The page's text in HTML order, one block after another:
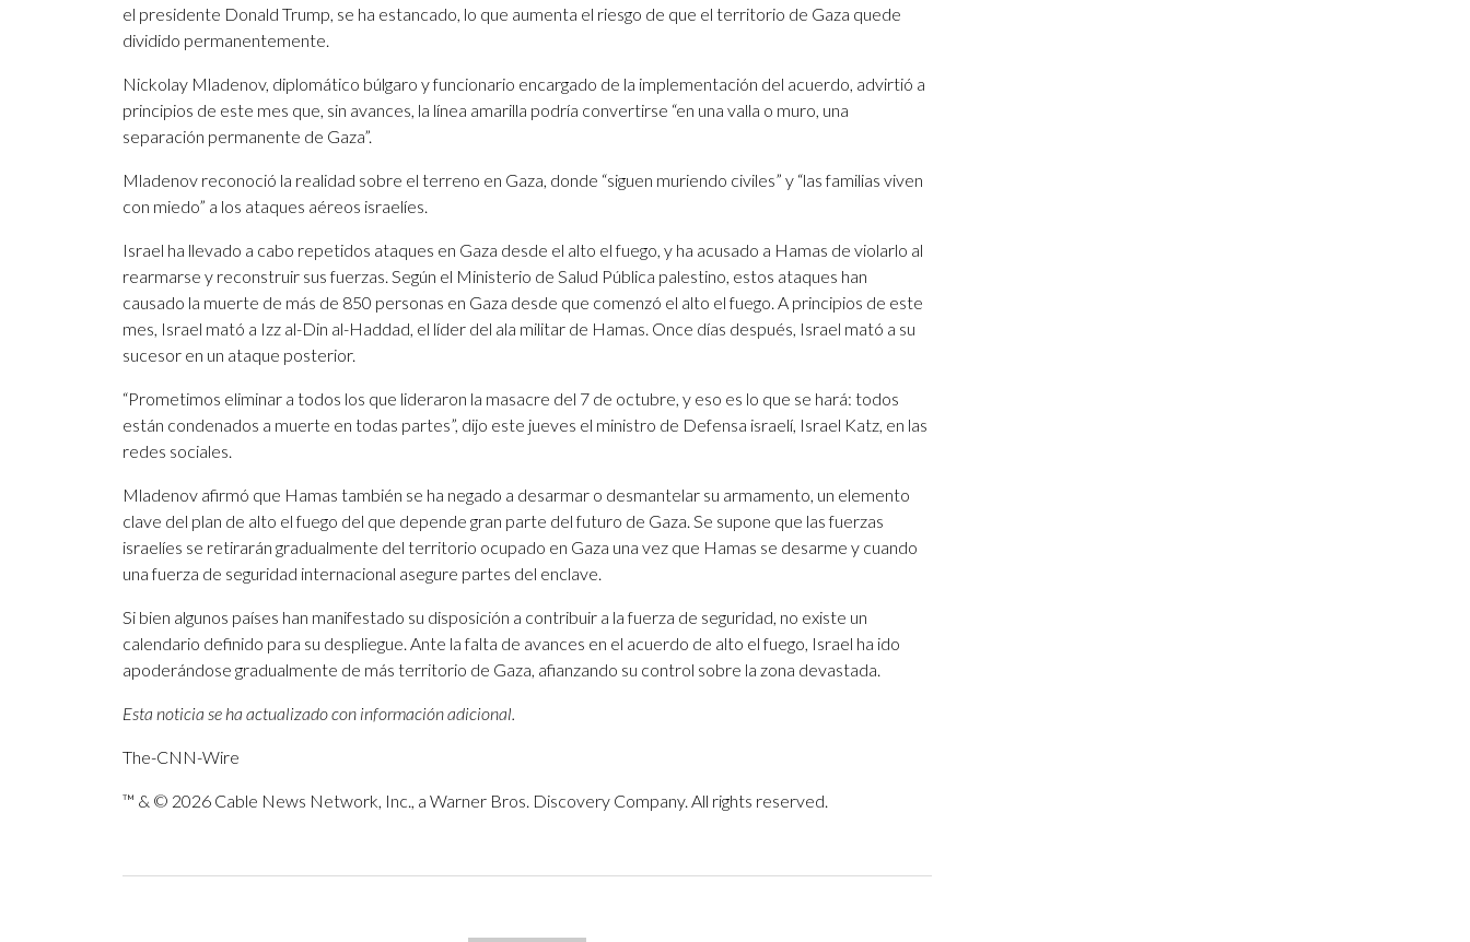
el presidente Donald Trump, se ha estancado, lo que aumenta el riesgo de que el territorio de Gaza quede
dividido permanentemente.
Nickolay Mladenov, diplomático búlgaro y funcionario encargado de la implementación del acuerdo, advirtió a
principios de este mes que, sin avances, la línea amarilla podría convertirse “en una valla o muro, una
separación permanente de Gaza”.
Mladenov reconoció la realidad sobre el terreno en Gaza, donde “siguen muriendo civiles” y “las familias viven
con miedo” a los ataques aéreos israelíes.
Israel ha llevado a cabo repetidos ataques en Gaza desde el alto el fuego, y ha acusado a Hamas de violarlo al
rearmarse y reconstruir sus fuerzas. Según el Ministerio de Salud Pública palestino, estos ataques han
causado la muerte de más de 850 personas en Gaza desde que comenzó el alto el fuego. A principios de este
mes, Israel mató a Izz al-Din al-Haddad, el líder del ala militar de Hamas. Once días después, Israel mató a su
sucesor en un ataque posterior.
“Prometimos eliminar a todos los que lideraron la masacre del 7 de octubre, y eso es lo que se hará: todos
están condenados a muerte en todas partes”, dijo este jueves el ministro de Defensa israelí, Israel Katz, en las
redes sociales.
Mladenov afirmó que Hamas también se ha negado a desarmar o desmantelar su armamento, un elemento
clave del plan de alto el fuego del que depende gran parte del futuro de Gaza. Se supone que las fuerzas
israelíes se retirarán gradualmente del territorio ocupado en Gaza una vez que Hamas se desarme y cuando
una fuerza de seguridad internacional asegure partes del enclave.
Si bien algunos países han manifestado su disposición a contribuir a la fuerza de seguridad, no existe un
calendario definido para su despliegue. Ante la falta de avances en el acuerdo de alto el fuego, Israel ha ido
apoderándose gradualmente de más territorio de Gaza, afianzando su control sobre la zona devastada.
Esta noticia se ha actualizado con información adicional.
The-CNN-Wire
™ & © 2026 Cable News Network, Inc., a Warner Bros. Discovery Company. All rights reserved.